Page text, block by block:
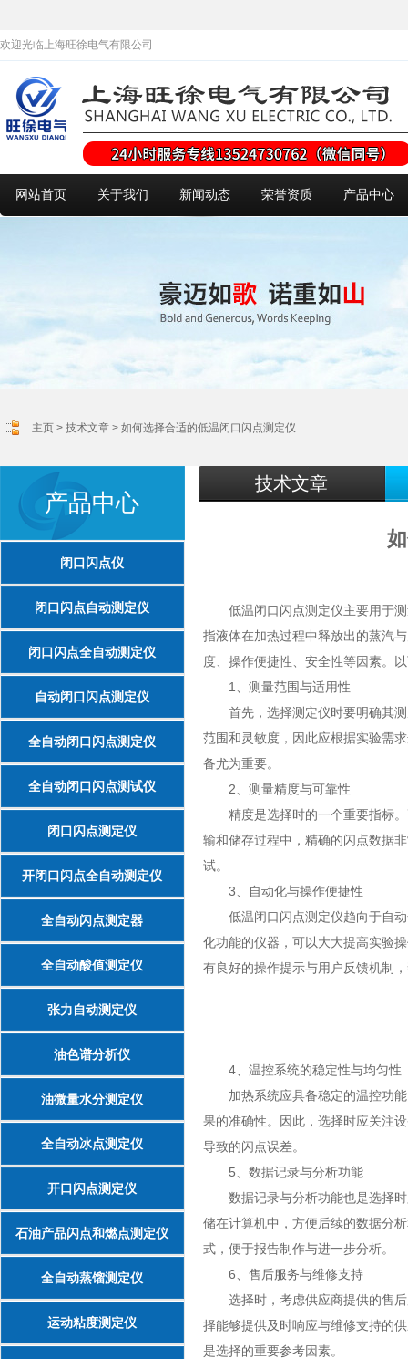
欢迎光临上海旺徐电气有限公司
网站首页 关于我们 新闻动态 荣誉资质 产品中心
主页 > 技术文章 > 如何选择合适的低温闭口闪点测定仪
产品中心
闭口闪点仪
闭口闪点自动测定仪
闭口闪点全自动测定仪
自动闭口闪点测定仪
全自动闭口闪点测定仪
全自动闭口闪点测试仪
闭口闪点测定仪
开闭口闪点全自动测定仪
全自动闪点测定器
全自动酸值测定仪
张力自动测定仪
油色谱分析仪
油微量水分测定仪
全自动冰点测定仪
开口闪点测定仪
石油产品闪点和燃点测定仪
全自动蒸馏测定仪
运动粘度测定仪
技术文章
低温闭口闪点测定仪主要用于测
指液体在加热过程中释放出的蒸汽
度、操作便捷性、安全性等因素。
1、测量范围与适用性
首先，选择测定仪时要明确其测
范围和灵敏度，因此应根据实验需
备尤为重要。
2、测量精度与可靠性
精度是选择时的一个重要指标。
输和储存过程中，精确的闪点数据
试。
3、自动化与操作便捷性
低温闭口闪点测定仪趋向于自动
化功能的仪器，可以大大提高实验
有良好的操作提示与用户反馈机制
4、温控系统的稳定性与均匀性
加热系统应具备稳定的温控功能
果的准确性。因此，选择时应关注
导致的闪点误差。
5、数据记录与分析功能
数据记录与分析功能也是选择时
储在计算机中，方便后续的数据分
式，便于报告制作与进一步分析。
6、售后服务与维修支持
选择时，考虑供应商提供的售后
择能够提供及时响应与维修支持的
是选择的重要参考因素。